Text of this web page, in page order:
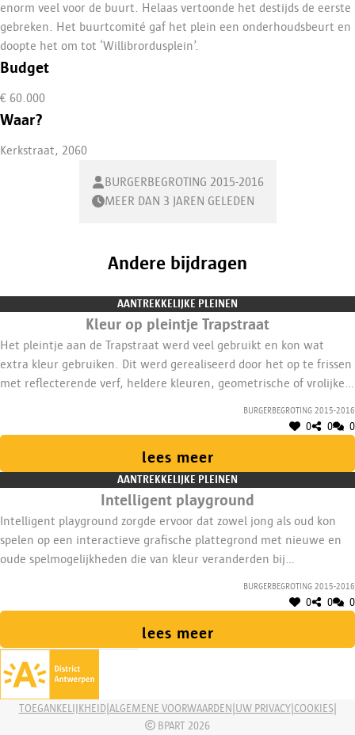
enorm veel voor de buurt. Helaas vertoonde het destijds de eerste
gebreken. Het buurtcomité gaf het plein een onderhoudsbeurt en
doopte het om tot ‘Willibrordusplein’.
Budget
€ 60.000
Waar?
Kerkstraat, 2060
BURGERBEGROTING 2015-2016
MEER DAN 3 JAREN GELEDEN
Andere bijdragen
AANTREKKELIJKE PLEINEN
Kleur op pleintje Trapstraat
Het pleintje aan de Trapstraat werd veel gebruikt en kon wat
extra kleur gebruiken. Dit werd gerealiseerd door het op te frissen
met reflecterende verf, heldere kleuren, geometrische of vrolijke
Burgerbegroting 2015-2016
0 0 0
lees meer
AANTREKKELIJKE PLEINEN
Intelligent playground
Intelligent playground zorgde ervoor dat zowel jong als oud kon
spelen op een interactieve grafische plattegrond met nieuwe en
oude spelmogelijkheden die van kleur veranderden bij
beslissingsrecht in het ontwerp.
Burgerbegroting 2015-2016
0 0 0
lees meer
TOEGANKELIJKHEID| ALGEMENE VOORWAARDEN UW PRIVACY| COOKIES|
BPART 2026